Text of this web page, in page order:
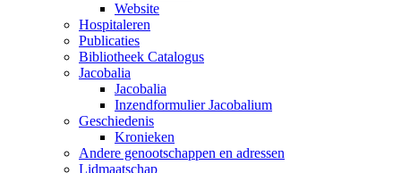
Website
Hospitaleren
Publicaties
Bibliotheek Catalogus
Jacobalia
Jacobalia
Inzendformulier Jacobalium
Geschiedenis
Kronieken
Andere genootschappen en adressen
Lidmaatschap